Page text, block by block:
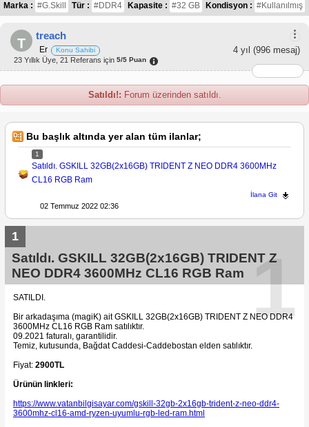
Marka : #G.Skill Tür : #DDR4 Kapasite : #32 GB Kondisyon : #Kullanılmış
T
treach
4 yıl (996 mesaj)
Er Konu Sahibi
23 Yıllık Üye, 21 Referans için 5/5 Puan
Satıldı!: Forum üzerinden satıldı.
Bu başlık altında yer alan tüm ilanlar;
1
Satıldı. GSKILL 32GB(2x16GB) TRIDENT Z NEO DDR4 3600MHz
CL16 RGB Ram
İlana Git
02 Temmuz 2022 02:36
1
1
Satıldı. GSKILL 32GB(2x16GB) TRIDENT Z
NEO DDR4 3600MHz CL16 RGB Ram
SATILDI.
Bir arkadaşıma (magiK) ait GSKILL 32GB(2x16GB) TRIDENT Z NEO DDR4
3600MHz CL16 RGB Ram satılıktır.
09.2021 faturalı, garantilidir.
Temiz, kutusunda, Bağdat Caddesi-Caddebostan elden satılıktır.
Fiyat: 2900TL
Ürünün linkleri:
https://www.vatanbilgisayar.com/gskill-32gb-2x16gb-trident-z-neo-ddr4-
3600mhz-cl16-amd-ryzen-uyumlu-rgb-led-ram.html